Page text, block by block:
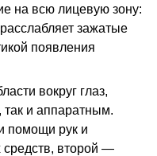
на всю лицевую зону:
зажатые
появления
вокруг глаз,
так и аппаратным.
помощи рук и
средств, второй —